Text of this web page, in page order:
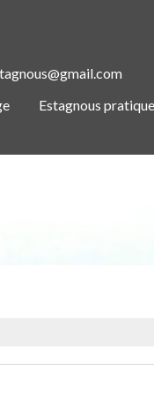
Estagnous pratique